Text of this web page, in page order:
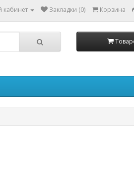
кабинет Закладки (0) Корзина